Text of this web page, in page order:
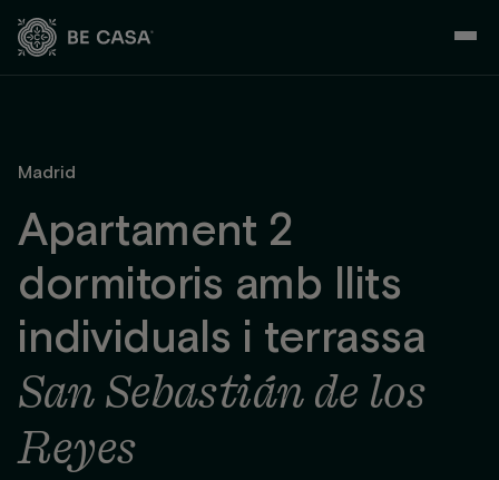
Madrid
Apartament 2
dormitoris amb llits
individuals i terrassa
San Sebastián de los
Reyes